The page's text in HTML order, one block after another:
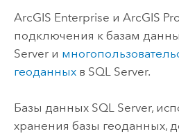
ArcGIS Enterprise и ArcGIS
подключения к базам
Serverи
геоданныхв SQL Server.
Базы данных SQL Server,
хранения базы геоданных,